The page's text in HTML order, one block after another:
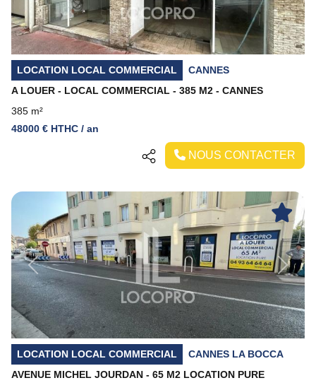
LOCATION LOCAL COMMERCIAL
CANNES
A LOUER - LOCAL COMMERCIAL - 385 M2 - CANNES
385 m²
48000 € HTHC / an
NOUS CONTACTER
Previous Next
LOCATION LOCAL COMMERCIAL
CANNES LA BOCCA
AVENUE MICHEL JOURDAN - 65 M2 LOCATION PURE